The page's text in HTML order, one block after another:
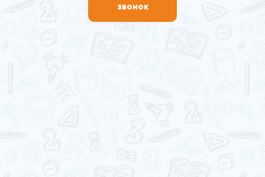
звонок